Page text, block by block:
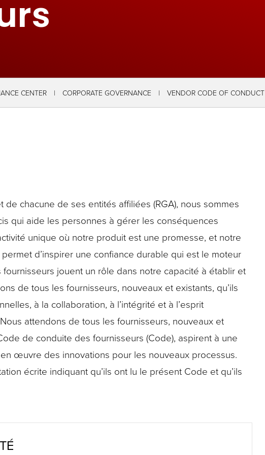
CENTER CORPORATE GOVERNANCE VENDOR CODE OF CONDUCT
chacune de ses entités affiliées (RGA), nous sommes
qui aide les personnes à gérer les conséquences
unique où notre produit est une promesse, et notre
d’inspirer une confiance durable qui est le moteur
jouent un rôle dans notre capacité à établir et
de tous les fournisseurs, nouveaux et existants, qu’ils
à la collaboration, à l’intégrité et à l’esprit
attendons de tous les fournisseurs, nouveaux et
de conduite des fournisseurs (Code), aspirent à une
œuvre des innovations pour les nouveaux processus.
écrite indiquant qu’ils ont lu le présent Code et qu’ils